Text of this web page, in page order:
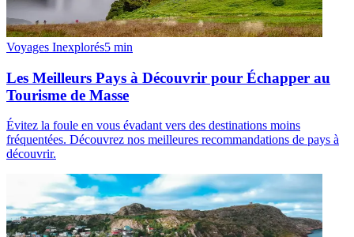
Voyages Inexplorés5 min
Les Meilleurs Pays à Découvrir pour Échapper au
Tourisme de Masse
Évitez la foule en vous évadant vers des destinations moins
fréquentées. Découvrez nos meilleures recommandations de pays à
découvrir.